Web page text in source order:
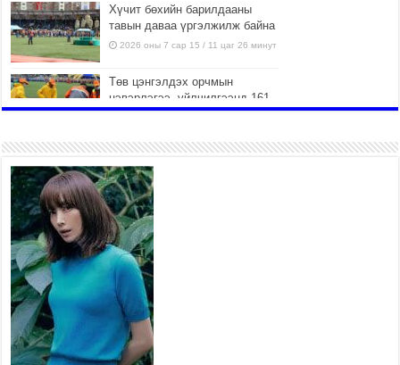
Хүчит бөхийн барилдааны
тавын даваа үргэлжилж байна
2026 оны 7 сар 15 / 11 цаг 26 минут
Төв цэнгэлдэх орчмын
цэвэрлэгээ, үйлчилгээнд 161
ажилтан, 27 техниктэй
2026 оны 7 сар 15 / 11 цаг 22 минут
Наадмын амралтын өдрүүдэд
нийслэлийн эрүүл мэндийн
байгууллагууд дараах
хуваарийн дагуу ажиллана
2026 оны 7 сар 15 / 11 цаг 18 минут
Үндэсний их баяр наадам эхэллээ
2026 оны 7 сар 15 / 11 цаг 14 минут
Үер усны аюулаас сэргийлж, нийслэлийн Онцгой
байдлын газрын 162 алба хаагч үүрэг гүйцэтгэж
байна